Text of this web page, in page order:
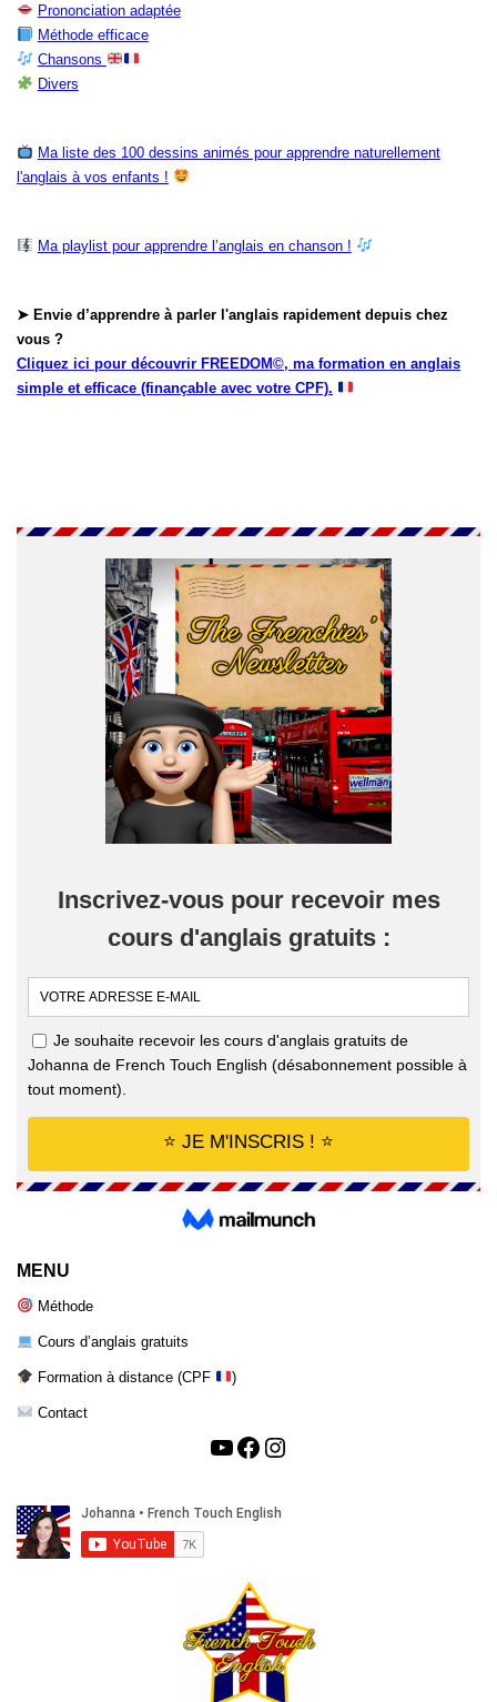
Prononciation adaptée
Méthode efficace
Chansons
Divers
Ma liste des 100 dessins animés pour apprendre naturellement
l'anglais à vos enfants !
Ma playlist pour apprendre l’anglais en chanson !
➤ Envie d’apprendre à parler l'anglais rapidement depuis chez
vous ?
Cliquez ici pour découvrir FREEDOM©, ma formation en anglais
simple et efficace (finançable avec votre CPF).
MENU
Méthode
Cours d’anglais gratuits
Formation à distance (CPF )
Contact